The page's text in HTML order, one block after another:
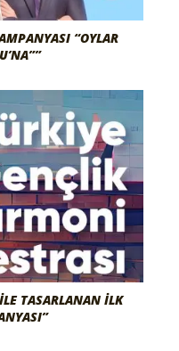
“OYLAR
TASARLANAN İLK